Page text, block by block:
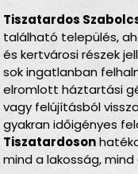
Tiszatardos
található település,
és kertvárosi részek
sok ingatlanban
elromlott háztartási
vagy felújításból
gyakran időigényes
Tiszatardoson
mind a lakosság,